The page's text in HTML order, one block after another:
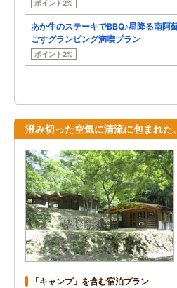
ポイント2%
あか牛のステーキでBBQ♪星降る南阿
ごすグランピング満喫プラン
ポイント2%
澄み切った空気に清流に包まれた
「キャンプ」を含む宿泊プラン